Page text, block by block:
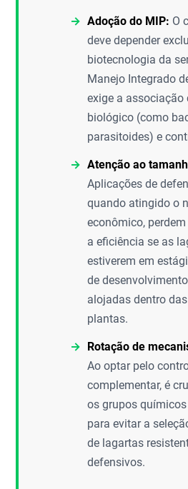
Adoção do MIP: O
deve depender
biotecnologia da
Manejo Integrado
exige a associação
biológico (como
parasitoides) e
Atenção ao
Aplicações de
quando atingido o
econômico,
a eficiência se as
estiverem em
de
alojadas dentro
plantas.
Rotação de
Ao optar pelo
complementar, é
os grupos
para evitar a
de lagartas
defensivos.